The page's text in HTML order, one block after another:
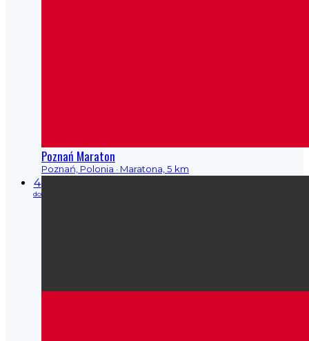
Poznań Maraton
Poznań, Polonia · Maratona, 5 km
4
do